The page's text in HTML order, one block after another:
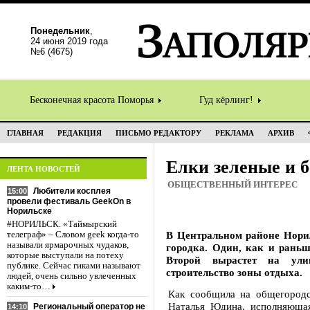
Понедельник,
24 июня 2019 года
№6 (4675)
Бесконечная красота Поморья Гуд кёрлинг!
ГЛАВНАЯ РЕДАКЦИЯ ПИСЬМО РЕДАКТОРУ РЕКЛАМА АРХИВ
ЛЕНТА НОВОСТЕЙ
15:00
Любители косплея
провели фестиваль GeekOn в
Норильске
#НОРИЛЬСК. «Таймырский
телеграф» – Словом geek когда-то
называли ярмарочных чудаков,
которые выступали на потеху
публике. Сейчас гиками называют
людей, очень сильно увлеченных
каким-то…
14:10 Региональный оператор не
Елки зеленые и
ОБЩЕСТВЕННЫЙ ИНТЕРЕС
В Центральном районе
городка. Один, как и
Второй вырастет на
строительство зоны отдыха.
Как сообщила на
Наталья Юдина,